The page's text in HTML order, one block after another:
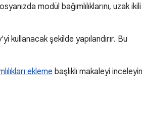
modül bağımlılıklarını, uzak ikili
şekilde yapılandırır. Bu
ekleme başlıklı makaleyi